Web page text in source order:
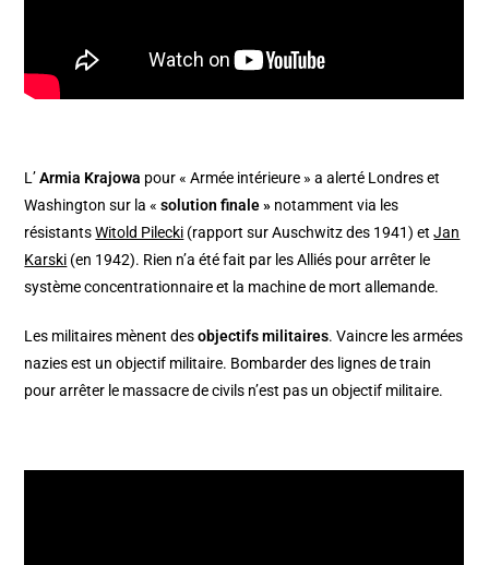
L’Armia Krajowa pour « Armée intérieure » a alerté Londres et
Washington sur la «solution finale » notamment via les
résistantsWitold Pilecki (rapport sur Auschwitz des 1941) etJan
Karski (en 1942). Rien n’a été fait par les Alliés pour arrêter le
système concentrationnaire et la machine de mort allemande.
Les militaires mènent desobjectifs militaires. Vaincre les armées
nazies est un objectif militaire. Bombarder des lignes de train
pour arrêter le massacre de civils n’est pas un objectif militaire.